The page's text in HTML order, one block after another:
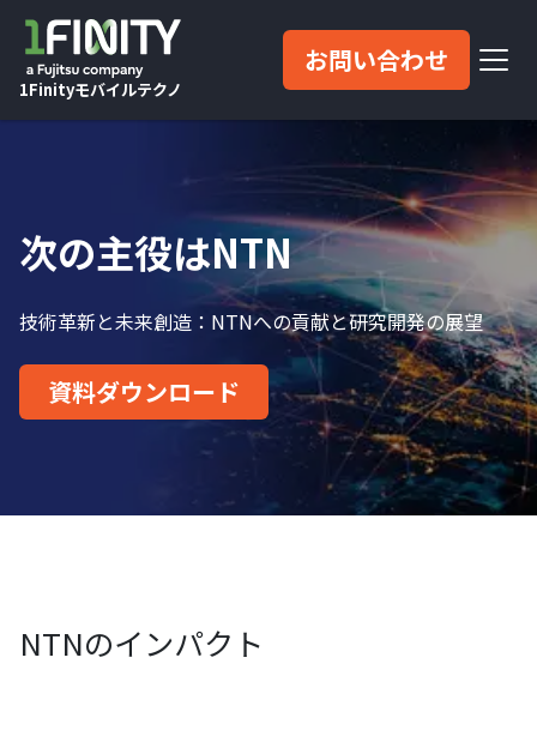
1Finityモバイルテクノ
お問い合わせ
次の主役はNTN
技術革新と未来創造：NTNへの貢献と研究開発の展望
資料ダウンロード
NTNのインパクト